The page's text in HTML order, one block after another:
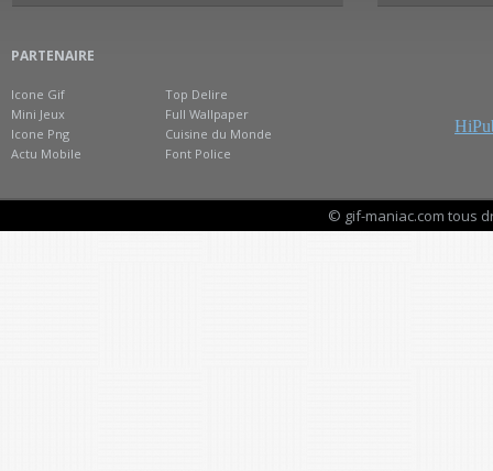
PARTENAIRE
Icone Gif
Mini Jeux
Icone Png
Actu Mobile
Top Delire
Full Wallpaper
Cuisine du Monde
Font Police
© gif-maniac.com tous